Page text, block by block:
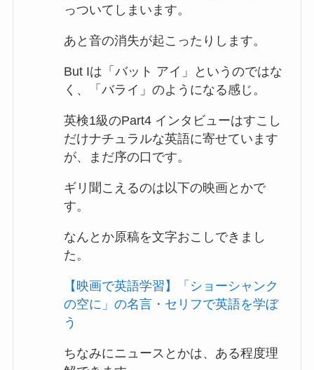
っついてしまいます。
あと音の消失が起こったりします。
But Iは「バット アイ」というのではな
く、「バライ」のようになる感じ。
英検1級のPart4 インタビューはすこし
だけナチュラルな英語に寄せています
が、まだ序の口です。
ギリ聞こえるのは以下の映画とかで
す。
なんとか原稿を文字おこしできまし
た。
【映画で英語学習】「ショーシャンク
の空に」の名言・セリフで英語を学ぼ
う
ちなみにニュースとかは、ある程度理